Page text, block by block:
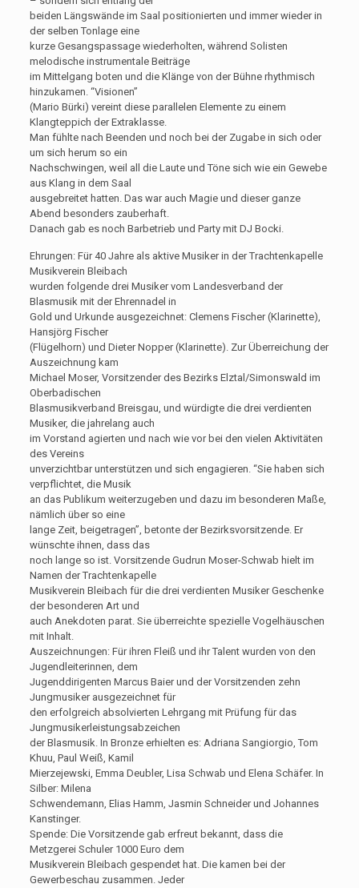
beiden Längswände im Saal positionierten und immer wieder in
der selben Tonlage eine
kurze Gesangspassage wiederholten, während Solisten
melodische instrumentale Beiträge
im Mittelgang boten und die Klänge von der Bühne rhythmisch
hinzukamen. “Visionen”
(Mario Bürki) vereint diese parallelen Elemente zu einem
Klangteppich der Extraklasse.
Man fühlte nach Beenden und noch bei der Zugabe in sich oder
um sich herum so ein
Nachschwingen, weil all die Laute und Töne sich wie ein Gewebe
aus Klang in dem Saal
ausgebreitet hatten. Das war auch Magie und dieser ganze
Abend besonders zauberhaft.
Danach gab es noch Barbetrieb und Party mit DJ Bocki.
Ehrungen: Für 40 Jahre als aktive Musiker in der Trachtenkapelle
Musikverein Bleibach
wurden folgende drei Musiker vom Landesverband der
Blasmusik mit der Ehrennadel in
Gold und Urkunde ausgezeichnet: Clemens Fischer (Klarinette),
Hansjörg Fischer
(Flügelhorn) und Dieter Nopper (Klarinette). Zur Überreichung der
Auszeichnung kam
Michael Moser, Vorsitzender des Bezirks Elztal/Simonswald im
Oberbadischen
Blasmusikverband Breisgau, und würdigte die drei verdienten
Musiker, die jahrelang auch
im Vorstand agierten und nach wie vor bei den vielen Aktivitäten
des Vereins
unverzichtbar unterstützen und sich engagieren. “Sie haben sich
verpflichtet, die Musik
an das Publikum weiterzugeben und dazu im besonderen Maße,
nämlich über so eine
lange Zeit, beigetragen”, betonte der Bezirksvorsitzende. Er
wünschte ihnen, dass das
noch lange so ist. Vorsitzende Gudrun Moser-Schwab hielt im
Namen der Trachtenkapelle
Musikverein Bleibach für die drei verdienten Musiker Geschenke
der besonderen Art und
auch Anekdoten parat. Sie überreichte spezielle Vogelhäuschen
mit Inhalt.
Auszeichnungen: Für ihren Fleiß und ihr Talent wurden von den
Jugendleiterinnen, dem
Jugenddirigenten Marcus Baier und der Vorsitzenden zehn
Jungmusiker ausgezeichnet für
den erfolgreich absolvierten Lehrgang mit Prüfung für das
Jungmusikerleistungsabzeichen
der Blasmusik. In Bronze erhielten es: Adriana Sangiorgio, Tom
Khuu, Paul Weiß, Kamil
Mierzejewski, Emma Deubler, Lisa Schwab und Elena Schäfer. In
Silber: Milena
Schwendemann, Elias Hamm, Jasmin Schneider und Johannes
Kanstinger.
Spende: Die Vorsitzende gab erfreut bekannt, dass die
Metzgerei Schuler 1000 Euro dem
Musikverein Bleibach gespendet hat. Die kamen bei der
Gewerbeschau zusammen. Jeder